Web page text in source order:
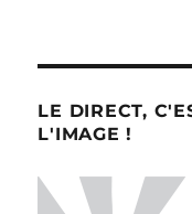
LE DIRECT,
L'IMAGE !